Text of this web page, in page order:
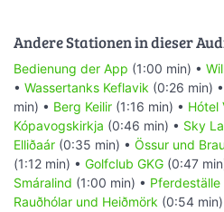
Andere Stationen in dieser
Bedienung der App (1:00 min) •
• Wassertanks Keflavik (0:26 min) •
min) • Berg Keilir (1:16 min) • Hótel
Kópavogskirkja (0:46 min) • Sky
Elliðaár (0:35 min) • Össur und
(1:12 min) • Golfclub GKG (0:47
Smáralind (1:00 min) • Pferdeställe
Rauðhólar und Heiðmörk (0:54 min)